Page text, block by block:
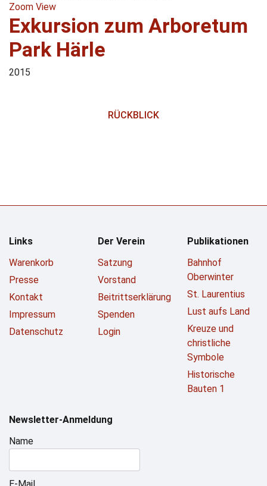
Zoom View
Exkursion zum Arboretum
Park Härle
2015
RÜCKBLICK
Links
Warenkorb
Presse
Kontakt
Impressum
Datenschutz
Der Verein
Satzung
Vorstand
Beitrittserklärung
Spenden
Login
Publikationen
Bahnhof
Oberwinter
St. Laurentius
Lust aufs Land
Kreuze und
christliche
Symbole
Historische
Bauten 1
Newsletter-Anmeldung
Name